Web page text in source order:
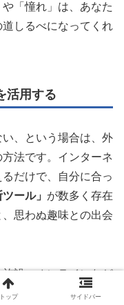
「憧れ」は、あなた
しるべになってくれ
活用する
、という場合は、外
法です。インターネ
だけで、自分に合っ
ール」 が数多く存在
思わぬ趣味との出会
設、オンラインなど
ップ に参加してみる
トップ サイドバー